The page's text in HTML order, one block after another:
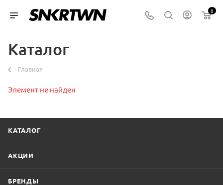
0
Каталог
Главная
Элемент не найден
КАТАЛОГ
АКЦИИ
БРЕНДЫ